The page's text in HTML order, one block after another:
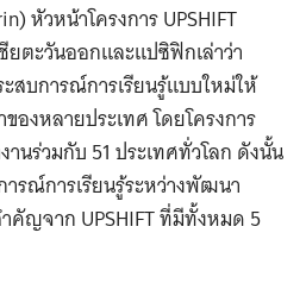
หัวหน้าโครงการ UPSHIFT
ตะวันออกและแปซิฟิกเล่าว่า
สบการณ์การเรียนรู้แบบใหม่ให้
องหลายประเทศ โดยโครงการ
านร่วมกับ 51 ประเทศทั่วโลก ดังนั้น
รณ์การเรียนรู้ระหว่างพัฒนา
ำคัญจาก UPSHIFT ที่มีทั้งหมด 5